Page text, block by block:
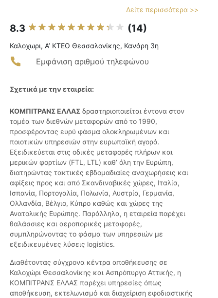
Δείτε περισσότερα >>
8.3 (14)
Καλοχωρι, Α’ ΚΤΕΟ Θεσσαλονίκης, Κανάρη 3η
Εμφάνιση αριθμού τηλεφώνου
Σχετικά με την εταιρεία:
ΚΟΜΠΙΤΡΑΝΣ ΕΛΛΑΣ δραστηριοποιείται έντονα στον
τομέα των διεθνών μεταφορών από το 1990,
προσφέροντας ευρύ φάσμα ολοκληρωμένων και
ποιοτικών υπηρεσιών στην ευρωπαϊκή αγορά.
Εξειδικεύεται στις οδικές μεταφορές πλήρων και
μερικών φορτίων (FTL, LTL) καθ’ όλη την Ευρώπη,
διατηρώντας τακτικές εβδομαδιαίες αναχωρήσεις και
αφίξεις προς και από Σκανδιναβικές χώρες, Ιταλία,
Ισπανία, Πορτογαλία, Πολωνία, Αυστρία, Γερμανία,
Ολλανδία, Βέλγιο, Κύπρο καθώς και χώρες της
Ανατολικής Ευρώπης. Παράλληλα, η εταιρεία παρέχει
θαλάσσιες και αεροπορικές μεταφορές,
συμπληρώνοντας το φάσμα των υπηρεσιών με
εξειδικευμένες λύσεις logistics.
Διαθέτοντας σύγχρονα κέντρα αποθήκευσης σε
Καλοχώρι Θεσσαλονίκης και Ασπρόπυργο Αττικής, η
ΚΟΜΠΙΤΡΑΝΣ ΕΛΛΑΣ παρέχει υπηρεσίες όπως
αποθήκευση, εκτελωνισμό και διαχείριση εφοδιαστικής